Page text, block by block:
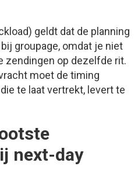
geldt dat de planning
groupage, omdat je niet
zendingen op dezelfde rit.
moet de timing
te laat vertrekt, levert te
next-day